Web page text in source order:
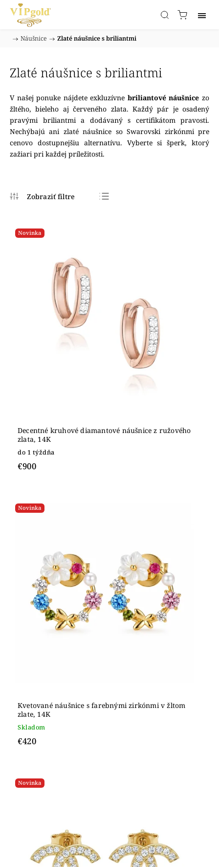
/ Náušnice / Zlaté náušnice s briliantmi
Zlaté náušnice s briliantmi
V našej ponuke nájdete exkluzívne briliantové náušnice zo
žltého, bieleho aj červeného zlata. Každý pár je osadený
pravými briliantmi a dodávaný s certifikátom pravosti.
Nechýbajú ani zlaté náušnice so Swarovski zirkónmi pre
cenovo dostupnejšiu alternatívu. Vyberte si šperk, ktorý
zažiari pri každej príležitosti.
Novinka
Decentné kruhové diamantové náušnice z ružového
zlata, 14K
do 1 týždňa
€900
Novinka
Kvetované náušnice s farebnými zirkónmi v žltom
zlate, 14K
Skladom
€420
Novinka